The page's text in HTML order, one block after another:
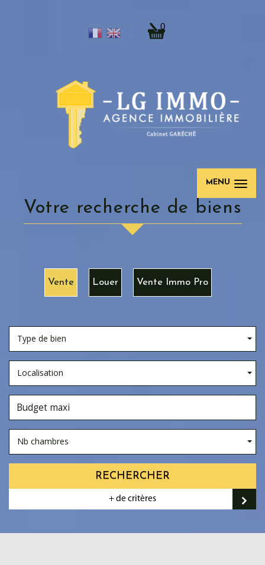
0
MENU
votre recherche de biens
Vente Louer Vente Immo Pro
Type de bien
Localisation
Nb chambres
RECHERCHER
+ de critères